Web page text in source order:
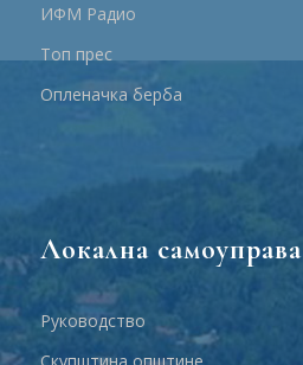
ИФМ Радио
Топ прес
Опленачка берба
Локална самоуправа
Руководство
Скупштина општине